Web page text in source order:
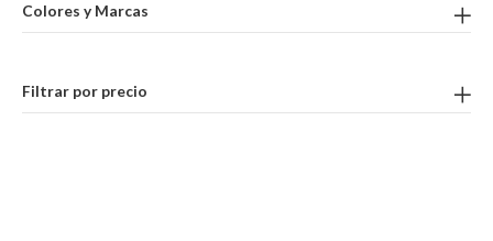
Colores y Marcas
Filtrar por precio